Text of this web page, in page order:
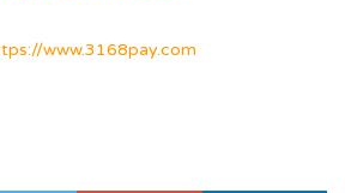
www.3168pay.com